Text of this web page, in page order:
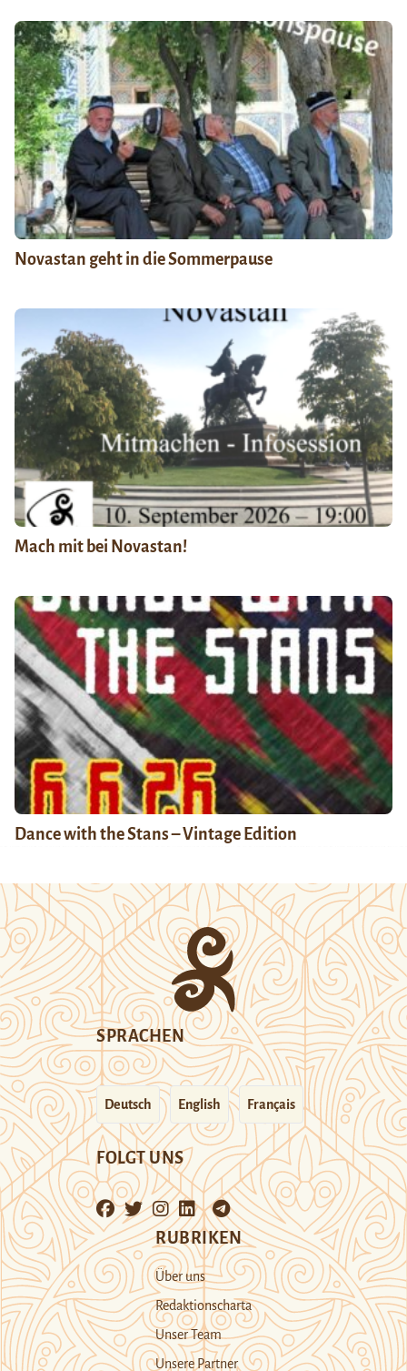
Novastan geht in die Sommerpause
Mach mit bei Novastan!
Dance with the Stans – Vintage Edition
SPRACHEN
Deutsch English Français
FOLGT UNS
RUBRIKEN
Über uns
Redaktionscharta
Unser Team
Unsere Partner